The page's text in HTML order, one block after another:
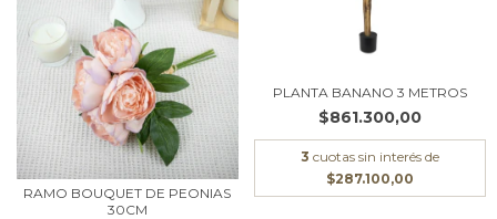
RAMO BOUQUET DE PEONIAS
30CM
PLANTA BANANO 3 METROS
$861.300,00
3 cuotas sin interés de
$287.100,00